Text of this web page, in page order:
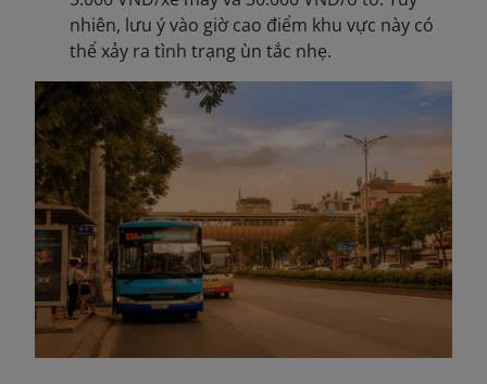
nhiên, lưu ý vào giờ cao điểm khu vực này có
thể xảy ra tình trạng ùn tắc nhẹ.